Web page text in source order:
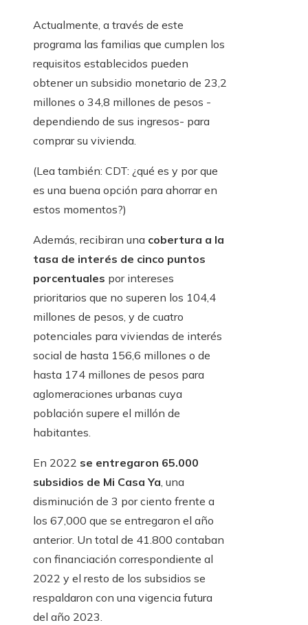
Actualmente, a través de este
programa las familias que cumplen los
requisitos establecidos pueden
obtener un subsidio monetario de 23,2
millones o 34,8 millones de pesos -
dependiendo de sus ingresos- para
comprar su vivienda.
(Lea también: CDT: ¿qué es y por que
es una buena opción para ahorrar en
estos momentos?)
Además, recibiran una cobertura a la
tasa de interés de cinco puntos
porcentuales por intereses
prioritarios que no superen los 104,4
millones de pesos, y de cuatro
potenciales para viviendas de interés
social de hasta 156,6 millones o de
hasta 174 millones de pesos para
aglomeraciones urbanas cuya
población supere el millón de
habitantes.
En 2022 se entregaron 65.000
subsidios de Mi Casa Ya, una
disminución de 3 por ciento frente a
los 67,000 que se entregaron el año
anterior. Un total de 41.800 contaban
con financiación correspondiente al
2022 y el resto de los subsidios se
respaldaron con una vigencia futura
del año 2023.